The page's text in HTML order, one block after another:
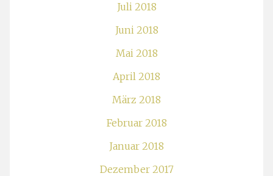
Juli 2018
Juni 2018
Mai 2018
April 2018
März 2018
Februar 2018
Januar 2018
Dezember 2017